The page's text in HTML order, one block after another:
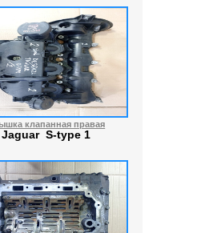
клапанная правая
Jaguar S-type 1